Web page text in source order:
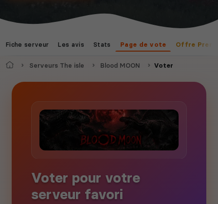
Fiche serveur Les avis Stats Page de vote Offre
AccueilServeurs The isle Blood MOON Voter
Voter pour votre
serveur favori